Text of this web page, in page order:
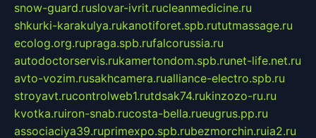
snow-guard.ruslovar-ivrit.rucleanmedicine.ru
shkurki-karakulya.rukanotiforet.spb.rututmassage.ru
ecolog.org.rupraga.spb.rufalcorussia.ru
autodoctorservis.rukamertondom.spb.runet-life.net.ru
avto-vozim.rusakhcamera.rualliance-electro.spb.ru
stroyavt.rucontrolweb1.rutdsak74.rukinzozo-ru.ru
kvotka.ruiron-snab.rucosta-bella.rueugrus.pp.ru
associaciya39.ruprimexpo.spb.rubezmorchin.ruia2.ru